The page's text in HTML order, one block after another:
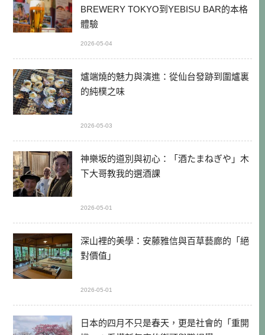
BREWERY TOKYO到YEBISU BAR的本格
體驗
2026-05-04
爐端燒的魅力與演進：從仙台發跡到圍爐裏
的純樸之味
2026-05-03
神樂坂的道別與初心：「酒たまねぎや」木
下大哥教我的選酒課
2026-05-01
深山裡的美學：安藤雅信與百草藝廊的「絕
對價值」
2026-05-01
日本的四月不只是春天，更是社會的「重開